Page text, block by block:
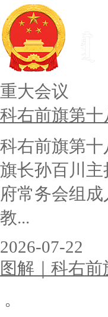
重大会议
科右前旗第
科右前旗第
旗长孙百川
府常务会组
教...
2026-07-22
图解｜科右
。